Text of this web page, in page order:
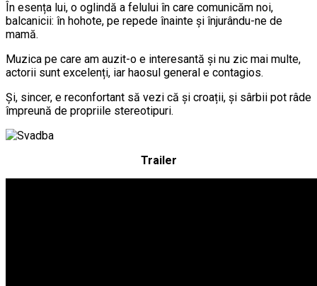
În esența lui, o oglindă a felului în care comunicăm noi,
balcanicii: în hohote, pe repede înainte și înjurându-ne de
mamă.
Muzica pe care am auzit-o e interesantă și nu zic mai multe,
actorii sunt excelenți, iar haosul general e contagios.
Și, sincer, e reconfortant să vezi că și croații, și sârbii pot râde
împreună de propriile stereotipuri.
Trailer